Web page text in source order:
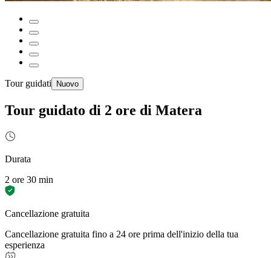
Tour guidati Nuovo
Tour guidato di 2 ore di Matera
Durata
2 ore 30 min
Cancellazione gratuita
Cancellazione gratuita fino a 24 ore prima dell'inizio della tua
esperienza